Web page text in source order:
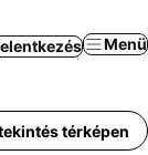
Menü
Háziállattérképen